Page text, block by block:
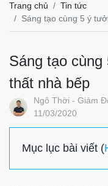
Trang chủ
Tin tức
Sáng tạo cùng 5 ý
Sáng tạo
thất nhà bếp
Ngô Thời - Giám
11/03/2020
Mục lục bài viết (